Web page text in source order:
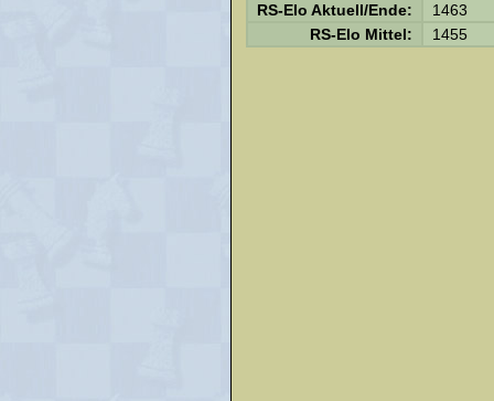
RS-Elo Aktuell/Ende:
1463
RS-Elo Mittel:
1455